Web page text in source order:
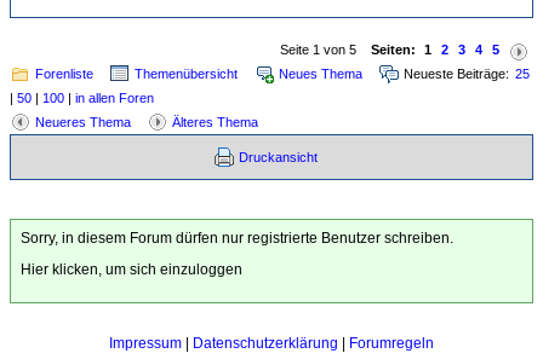
Seite 1 von 5 Seiten: 1 2 3 4
5
Forenliste
Themenübersicht Neues Thema Neueste Beiträge: 25
| 50 | 100 | in allen Foren
Neueres Thema
Älteres Thema
Druckansicht
Sorry, in diesem Forum dürfen nur registrierte Benutzer schreiben.
Hier klicken, um sich einzuloggen
Impressum | Datenschutzerklärung | Forumregeln